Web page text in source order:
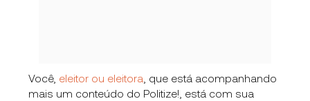
Você, eleitor ou eleitora , que está acompanhando
mais um conteúdo do Politize!, está com sua